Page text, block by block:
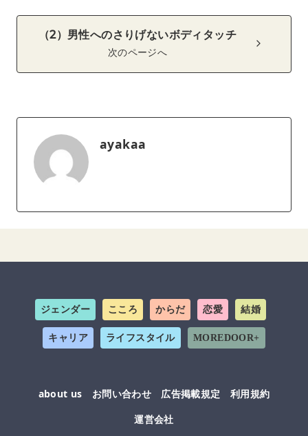
（2）男性へのさりげないボディタッチ
次のページへ
ayakaa
ジェンダー こころ からだ 恋愛 結婚
キャリア ライフスタイル MOREDOOR+
about us お問い合わせ 広告掲載規定
利用規約
運営会社